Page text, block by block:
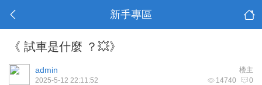
新手專區
《 試車是什麼 ？💥》
楼主
admin
14740 0
2025-5-12 22:11:52